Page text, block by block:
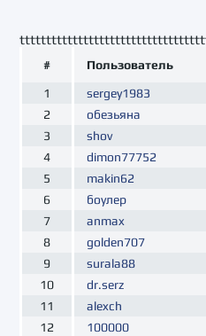
# Пользователь
1
sergey1983
2
обезьяна
3
shov
4
dimon77752
5
makin62
6
боулер
7
anmax
8
golden707
9
surala88
10
dr.serz
11
alexch
12
100000